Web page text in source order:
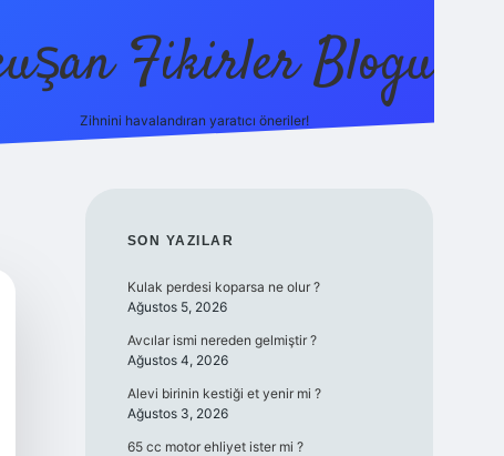
Fikirler Blogu
Zihnini havalandıran yaratıcı öneriler!
SIDEBAR
SON YAZILAR
Kulak perdesi koparsa ne olur ?
Ağustos 5, 2026
Avcılar ismi nereden gelmiştir ?
Ağustos 4, 2026
Alevi birinin kestiği et yenir mi ?
Ağustos 3, 2026
65 cc motor ehliyet ister mi ?